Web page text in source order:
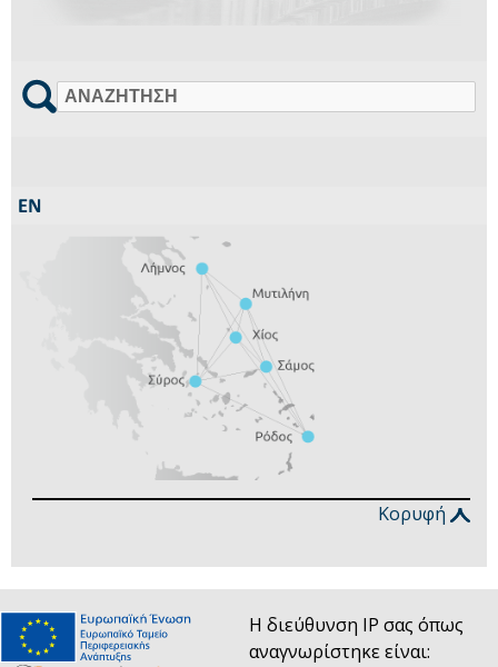
Αναζήτηση
Κορυφή
Η διεύθυνση IP σας όπως
αναγνωρίστηκε είναι: